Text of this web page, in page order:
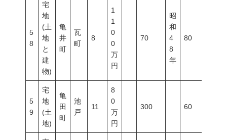
5
8
宅
地
(土
地
と
建
物)
亀
井
町
瓦
町
8
1
1
0
0
万
円
70
昭
和
4
8
年
80
5
9
宅
地
(土
地)
亀
田
町
池
戸
11
8
0
万
円
300 60